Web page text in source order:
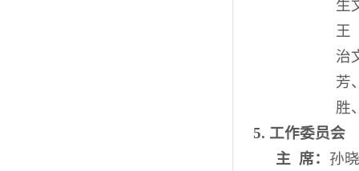
生
王
治
芳
胜
5. 工作委员会
主 席： 孙